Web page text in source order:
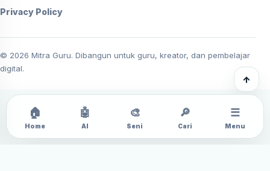
Privacy Policy
© 2026 Mitra Guru. Dibangun untuk guru, kreator, dan pembelajar
digital.
🏠
Home
🤖
AI
🎨
Seni
🔎
Cari
☰
Menu
↑